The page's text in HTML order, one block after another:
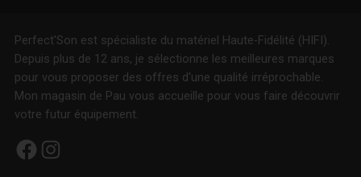
Perfect'Son est spécialiste du matériel Haute-Fidélité (HIFI).
Depuis plus de 12 ans, je sélectionne les meilleures marques
pour vous proposer des offres d'une qualité irréprochable.
Mon magasin de Pau vous accueille pour vous faire découvrir
votre futur équipement.
Facebook Instagram